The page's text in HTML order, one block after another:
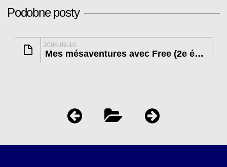
Podobne posty
2006-09-10
Mes mésaventures avec Free (2e épisode)